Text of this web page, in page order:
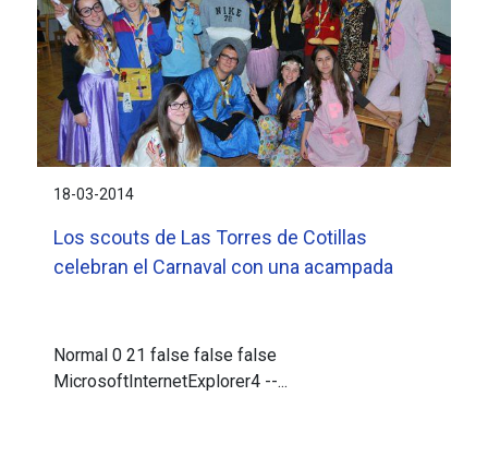
18-03-2014
Los scouts de Las Torres de Cotillas
celebran el Carnaval con una acampada
Normal 0 21 false false false
MicrosoftInternetExplorer4 --...